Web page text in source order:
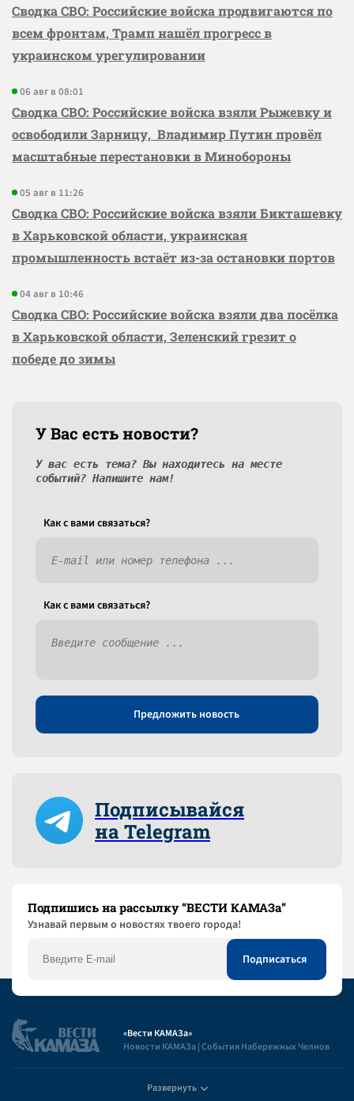
Сводка СВО: Российские войска продвигаются по
всем фронтам, Трамп нашёл прогресс в
украинском урегулировании
06 авг в 08:01
Сводка СВО: Российские войска взяли Рыжевку и
освободили Зарницу, Владимир Путин провёл
масштабные перестановки в Минобороны
05 авг в 11:26
Сводка СВО: Российские войска взяли Бикташевку
в Харьковской области, украинская
промышленность встаёт из-за остановки портов
04 авг в 10:46
Сводка СВО: Российские войска взяли два посёлка
в Харьковской области, Зеленский грезит о
победе до зимы
У Вас есть новости?
У вас есть тема? Вы находитесь на месте
событий? Напишите нам!
Как c вами связаться?
Как c вами связаться?
Предложить новость
Подписывайся
на Telegram
Подпишись на рассылку “ВЕСТИ КАМАЗа”
Узнaвай первым о новостях твоего города!
«Вести КАМАЗа»
Новости КАМАЗа | События Набережных Челнов
Развернуть